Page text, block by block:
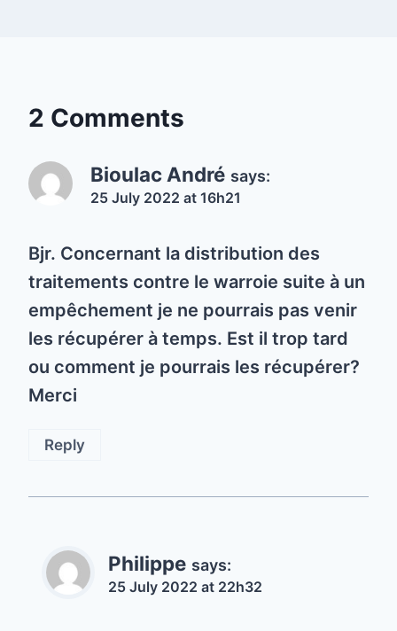
2 Comments
Bioulac André says:
25 July 2022 at 16h21
Bjr. Concernant la distribution des
traitements contre le warroie suite à un
empêchement je ne pourrais pas venir
les récupérer à temps. Est il trop tard
ou comment je pourrais les récupérer?
Merci
Reply
Philippe says:
25 July 2022 at 22h32